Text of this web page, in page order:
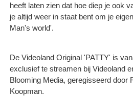
heeft laten zien dat hoe diep je ook
je altijd weer in staat bent om je
Man's world'.
De Videoland Original 'PATTY' is
exclusief te streamen bij Videoland
Blooming Media, geregisseerd door
Koopman.